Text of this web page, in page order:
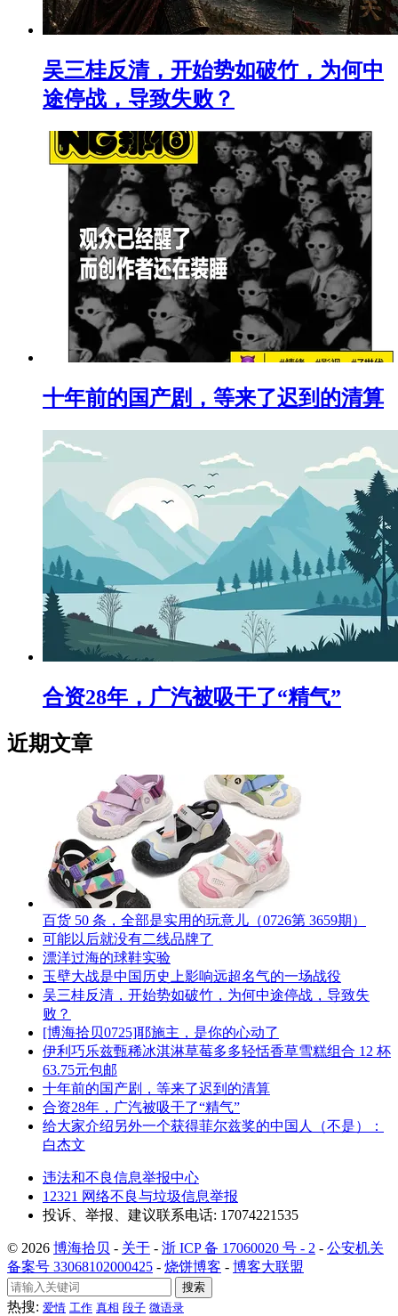
吴三桂反清，开始势如破竹，为何中
途停战，导致失败？
十年前的国产剧，等来了迟到的清算
合资28年，广汽被吸干了“精气”
近期文章
百货 50 条，全部是实用的玩意儿（0726第 3659期）
可能以后就没有二线品牌了
漂洋过海的球鞋实验
玉壁大战是中国历史上影响远超名气的一场战役
吴三桂反清，开始势如破竹，为何中途停战，导致失
败？
[博海拾贝0725]耶施主，是你的心动了
伊利巧乐兹甄稀冰淇淋草莓多多轻恬香草雪糕组合 12 杯
63.75元包邮
十年前的国产剧，等来了迟到的清算
合资28年，广汽被吸干了“精气”
给大家介绍另外一个获得菲尔兹奖的中国人（不是）：
白杰文
违法和不良信息举报中心
12321 网络不良与垃圾信息举报
投诉、举报、建议联系电话: 17074221535
© 2026 博海拾贝 - 关于 - 浙 ICP 备 17060020 号 - 2 - 公安机关
备案号 33068102000425 - 烧饼博客 - 博客大联盟
搜索
热搜: 爱情 工作 真相 段子 微语录